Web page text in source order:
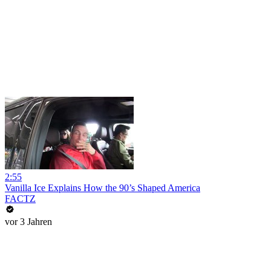
2:55
Vanilla Ice Explains How the 90’s Shaped America
FACTZ
vor 3 Jahren